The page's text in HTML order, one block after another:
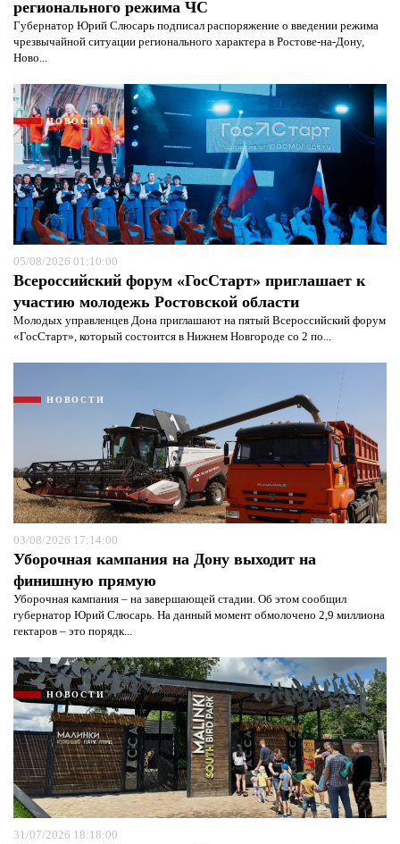
регионального режима ЧС
Губернатор Юрий Слюсарь подписал распоряжение о введении режима
чрезвычайной ситуации регионального характера в Ростове-на-Дону,
Ново...
НОВОСТИ
05/08/2026 01:10:00
Всероссийский форум «ГосСтарт» приглашает к
участию молодежь Ростовской области
Молодых управленцев Дона приглашают на пятый Всероссийский форум
«ГосСтарт», который состоится в Нижнем Новгороде со 2 по...
НОВОСТИ
03/08/2026 17:14:00
Уборочная кампания на Дону выходит на
финишную прямую
Уборочная кампания – на завершающей стадии. Об этом сообщил
губернатор Юрий Слюсарь. На данный момент обмолочено 2,9 миллиона
гектаров – это порядк...
НОВОСТИ
31/07/2026 18:18:00
Я согласен сполитикой конфиденциальности и
защиты информации*
Я согласен с
политикой конфиденциальности и
защиты информации*